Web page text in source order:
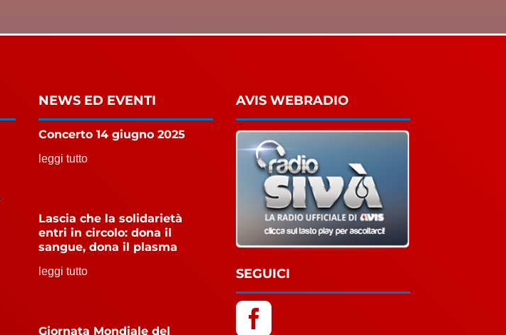
NEWS ED EVENTI
Concerto 14 giugno 2025
leggi tutto
Lascia che la solidarietà
entri in circolo: dona il
sangue, dona il plasma
leggi tutto
Giornata Mondiale del
AVIS WEBRADIO
SEGUICI
